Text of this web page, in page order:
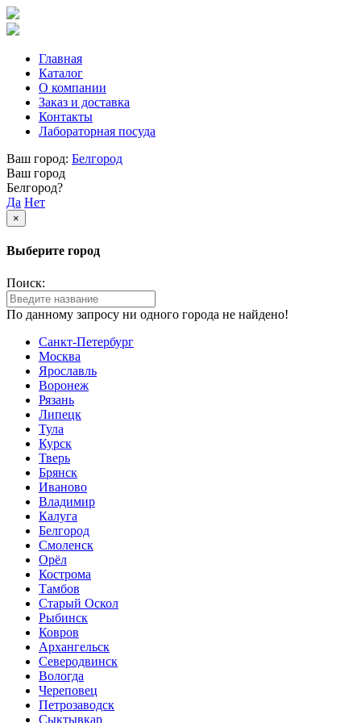
Главная
Каталог
О компании
Заказ и доставка
Контакты
Лабораторная посуда
Ваш город: Белгород
Ваш город
Белгород?
Да Нет
×
Выберите город
Поиск:
По данному запросу ни одного города не найдено!
Санкт-Петербург
Москва
Ярославль
Воронеж
Рязань
Липецк
Тула
Курск
Тверь
Брянск
Иваново
Владимир
Калуга
Белгород
Смоленск
Орёл
Кострома
Тамбов
Старый Оскол
Рыбинск
Ковров
Архангельск
Северодвинск
Вологда
Череповец
Петрозаводск
Сыктывкар